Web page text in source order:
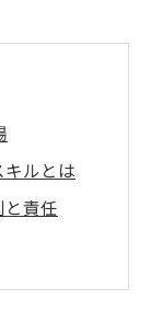
ルとは
責任
を紹介